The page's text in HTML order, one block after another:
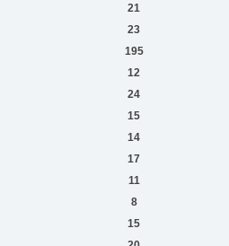
21
23
195
12
24
15
14
17
11
8
15